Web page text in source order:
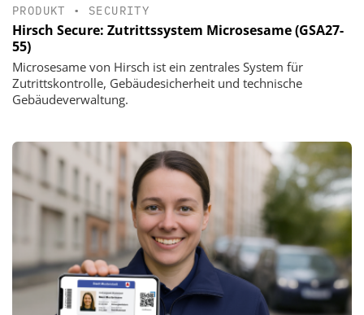
PRODUKT • SECURITY
Hirsch Secure: Zutrittssystem Microsesame (GSA27-
55)
Microsesame von Hirsch ist ein zentrales System für
Zutrittskontrolle, Gebäudesicherheit und technische
Gebäudeverwaltung.